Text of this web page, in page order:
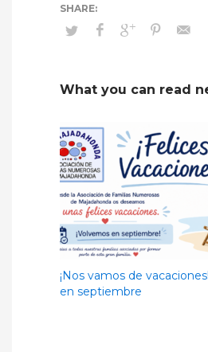
What you can read
¡Nos vamos de
en septiembre